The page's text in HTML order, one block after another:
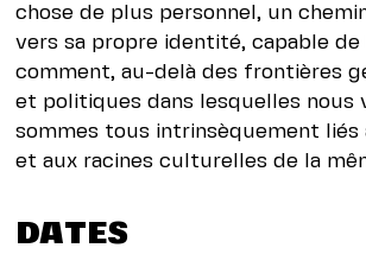
chose de plus personnel, un
vers sa propre identité, capable
comment, au-delà des frontières
et politiques dans lesquelles nous
sommes tous intrinsèquement liés
et aux racines culturelles de la
DATES